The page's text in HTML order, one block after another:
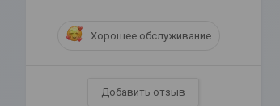
Хорошее обслуживание
Добавить отзыв